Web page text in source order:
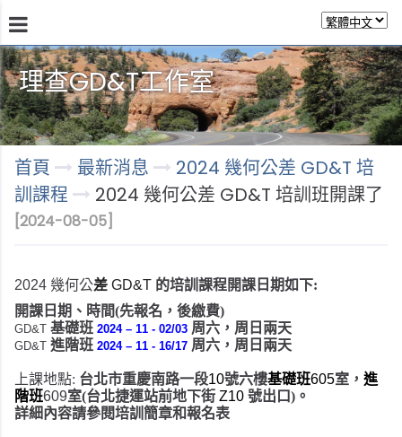
理查GD&T工作室
首頁 最新消息
2024 幾何公差 GD&T 培
訓課程
2024 幾何公差 GD&T 培訓班開課了
[2024-08-05]
2024 幾何公差 GD&T 的培訓課程開課日期如下:
開課日期、時間(先報名 ，後繳費)
GD&T 基礎班 2024 – 11 - 02/03 周六，周日兩天
GD&T 進階班 2024 – 11 - 16/17 周六，周日兩天
上課地點: 台北市重慶南路一段10號六樓基礎班605室 ， 進
階班609室(台北捷運站前地下街 Z10 號出口)。
詳細內容請參閱培訓簡章和報名表